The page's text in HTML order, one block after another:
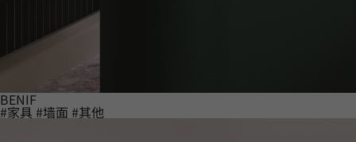
BENIF
#家具 #墙面 #其他